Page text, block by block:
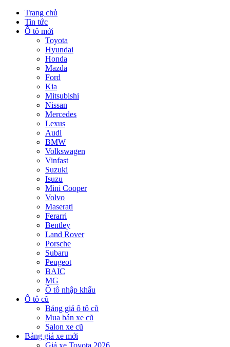
Trang chủ
Tin tức
Ô tô mới
Toyota
Hyundai
Honda
Mazda
Ford
Kia
Mitsubishi
Nissan
Mercedes
Lexus
Audi
BMW
Volkswagen
Vinfast
Suzuki
Isuzu
Mini Cooper
Volvo
Maserati
Ferarri
Bentley
Land Rover
Porsche
Subaru
Peugeot
BAIC
MG
Ô tô nhập khẩu
Ô tô cũ
Bảng giá ô tô cũ
Mua bán xe cũ
Salon xe cũ
Bảng giá xe mới
Giá xe Toyota 2026